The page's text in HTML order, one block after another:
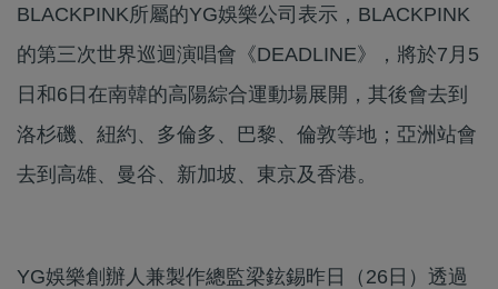
BLACKPINK所屬的YG娛樂公司表示，BLACKPINK
的第三次世界巡迴演唱會《DEADLINE》，將於7月5
日和6日在南韓的高陽綜合運動場展開，其後會去到
洛杉磯、紐約、多倫多、巴黎、倫敦等地；亞洲站會
去到高雄、曼谷、新加坡、東京及香港。
YG娛樂創辦人兼製作總監梁鉉錫昨日（26日）透過